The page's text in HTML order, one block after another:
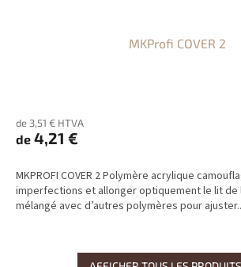
MKProfi COVER 2
de 3,51 € HTVA
de 4,21 €
MKPROFI COVER 2 Polymère acrylique
imperfections et allonger optiquement le lit de
mélangé avec d’autres polymères pour